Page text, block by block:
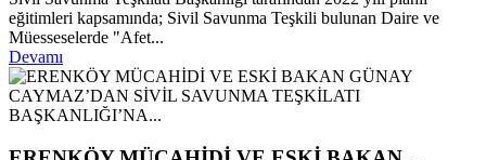
eğitimleri kapsamında; Sivil Savunma Teşkili bulunan Daire ve
Müesseselerde "Afet...
Devamı